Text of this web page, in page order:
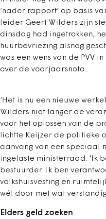
‘nader rapport’ op basis
leider Geert Wilders zijn
dinsdag had ingetrokken,
huurbevriezing alsnog
was een wens van de PVV
over de voorjaarsnota.
'Het is nu een nieuwe
Wilders niet langer de
voor het oplossen van de
lichtte Keijzer de politieke
aanvang van een speciaal
ingelaste ministerraad. 'Ik
bestuurder. Ik ben
volkshuisvesting en
wél door met wat
Elders geld zoeken